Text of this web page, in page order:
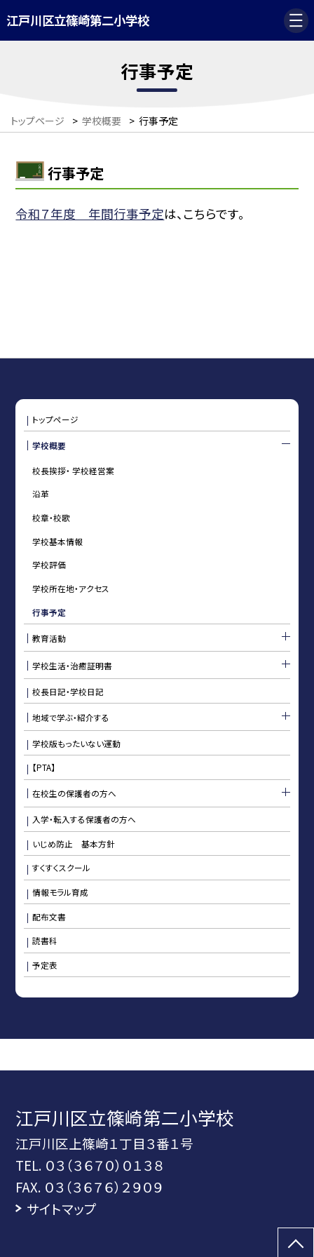
江戸川区立篠崎第二小学校
行事予定
トップページ > 学校概要 > 行事予定
行事予定
令和７年度 年間行事予定は、こちらです。
トップページ
学校概要
校長挨拶・ 学校経営案
沿革
校章・校歌
学校基本情報
学校評価
学校所在地・アクセス
行事予定
教育活動
学校生活・治癒証明書
校長日記・学校日記
地域で学ぶ・紹介する
学校版もったいない運動
【PTA】
在校生の保護者の方へ
入学・転入する保護者の方へ
いじめ防止 基本方針
すくすくスクール
情報モラル育成
配布文書
読書科
予定表
江戸川区立篠崎第二小学校
江戸川区上篠崎１丁目３番１号
TEL. ０３（３６７０）０１３８
FAX. ０３（３６７６）２９０９
サイトマップ